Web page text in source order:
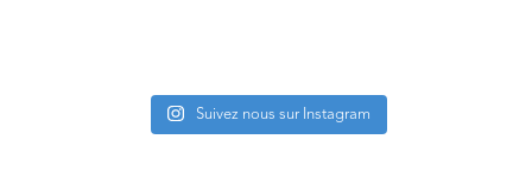
Suivez nous sur Instagram